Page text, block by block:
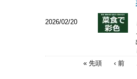
2026/02/20
« 先頭
‹ 前